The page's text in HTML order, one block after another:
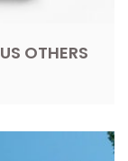
OTHERS